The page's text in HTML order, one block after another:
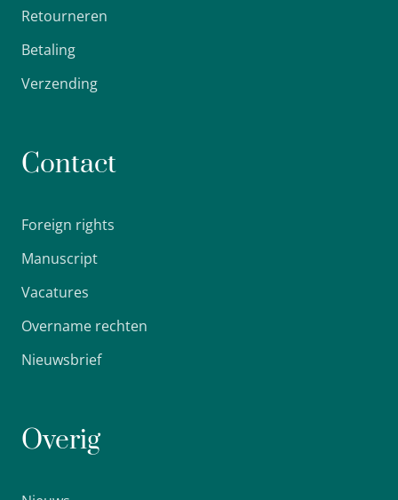
Retourneren
Betaling
Verzending
Contact
Foreign rights
Manuscript
Vacatures
Overname rechten
Nieuwsbrief
Overig